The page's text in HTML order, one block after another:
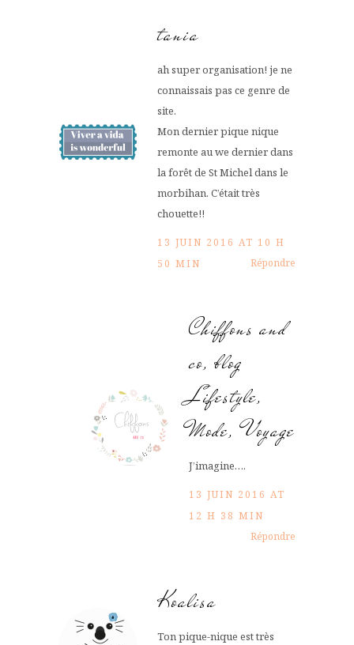
tania
ah super organisation! je ne
connaissais pas ce genre de
site.
Mon dernier pique nique
remonte au we dernier dans
la forêt de St Michel dans le
morbihan. C’était très
chouette!!
13 JUIN 2016 AT 10 H
50 MIN
Répondre
Chiffons and
co, blog
Lifestyle,
Mode, Voyage
J’imagine….
13 JUIN 2016 AT
12 H 38 MIN
Répondre
Koalisa
Ton pique-nique est très